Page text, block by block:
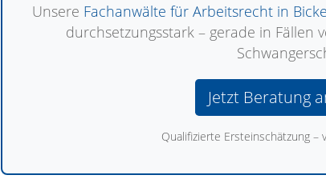
Unsere Fachanwälte für Arbeitsrecht in
durchsetzungsstark – gerade in Fällen
Jetzt Beratung
Qualifizierte Ersteinschätzung –